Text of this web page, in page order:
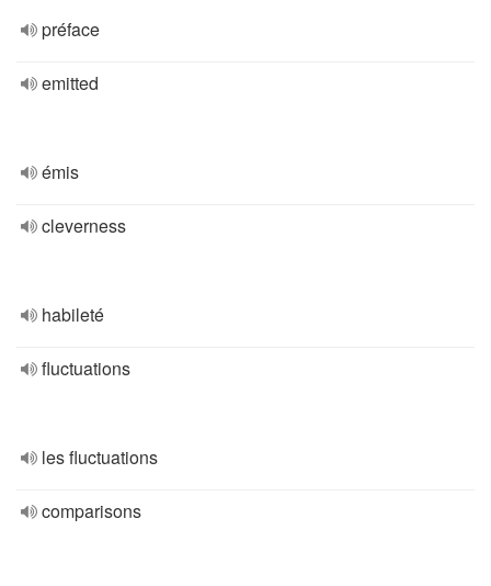
préface
emitted
émis
cleverness
habileté
fluctuations
les fluctuations
comparisons